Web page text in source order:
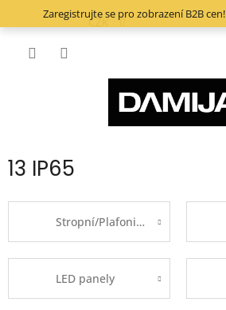
Zaregistrujte se pro zobrazení B2B cen!
CZK
13 IP65
Stropní/Plafoniery
LED panely